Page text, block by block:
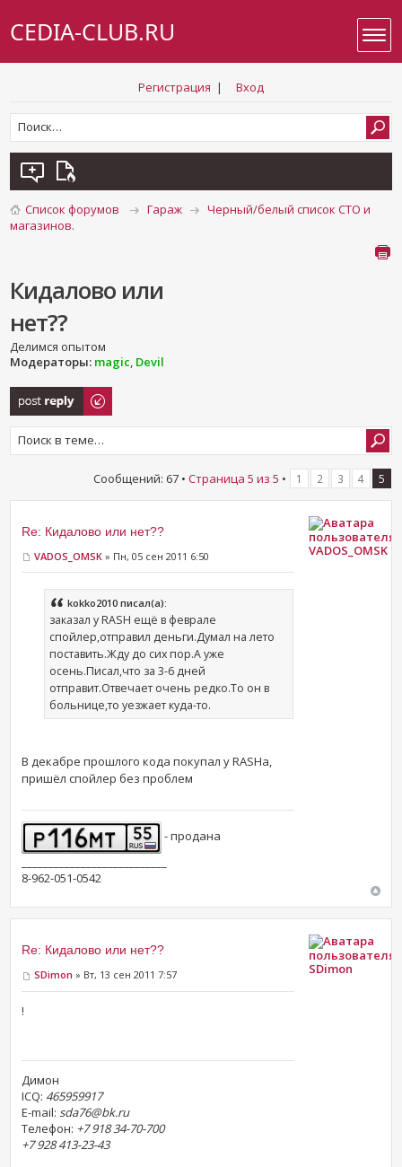
CEDIA-CLUB.RU
Регистрация | Вход
Список форумов Гараж
Черный/белый список СТО и
магазинов.
Кидалово или
нет??
Делимся опытом
Модераторы: magic, Devil
Ответить
Сообщений: 67 • Страница 5 из 5 • 1 2 3 4 5
Re: Кидалово или нет??
VADOS_OMSK » Пн, 05 сен 2011 6:50
kokko2010 писал(а):
заказал у RASH ещё в феврале
спойлер,отправил деньги.Думал на лето
поставить.Жду до сих пор.А уже
осень.Писал,что за 3-6 дней
отправит.Отвечает очень редко.То он в
больнице,то уезжает куда-то.
В декабре прошлого кода покупал у RASHа,
пришёл спойлер без проблем
- продана
8-962-051-0542
VADOS_OMSK
Re: Кидалово или нет??
SDimon » Вт, 13 сен 2011 7:57
!
Димон
ICQ: 465959917
E-mail:sda76@bk.ru
Телефон: +7 918 34-70-700
+7 928 413-23-43
SDimon